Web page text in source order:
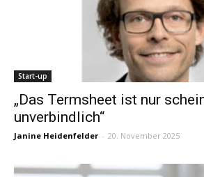
Start-up
„Das Termsheet ist nur
unverbindlich“
Janine Heidenfelder - 20. November 2025